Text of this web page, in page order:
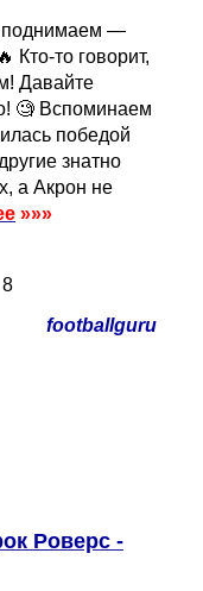
поднимаем —
Кто-то говорит,
Давайте
🧐 Вспоминаем
победой
знатно
а Акрон не
»»»
8
footballguru
Роверс -